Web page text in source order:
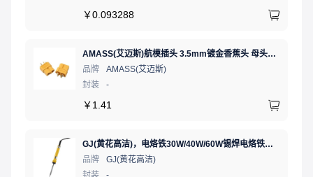
￥0.093288
AMASS(艾迈斯)航模插头 3.5mm镀金香蕉头 母头XT60-F.G.Y
品牌
AMASS(艾迈斯)
封装
-
￥ 1.41
GJ(黄花高洁)，电烙铁30W/40W/60W锡焊电烙铁焊接工具电焊笔手机电子维修（内热35W），NO.435(35W)
品牌
GJ(黄花高洁)
封装
-